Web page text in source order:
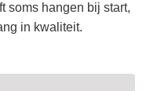
soms hangen bij start,
in kwaliteit.